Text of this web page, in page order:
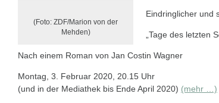
(Foto: ZDF/Marion von der
Mehden)
Eindringlicher und
„Tage des letzten
Nach einem Roman von Jan Costin Wagner
Montag, 3. Februar 2020, 20.15 Uhr
(und in der Mediathek bis Ende April 2020) (mehr …)